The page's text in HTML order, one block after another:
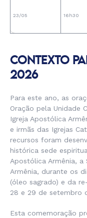
23/05 16h30
CONTEXTO
2026
Para este ano, as
Oração pela Unidade
Igreja Apostólica
e irmãs das Igrejas
recursos foram
histórica sede
Apostólica Armênia,
Armênia, durante os
(óleo sagrado) e da
28 e 29 de setembro
Esta comemoração